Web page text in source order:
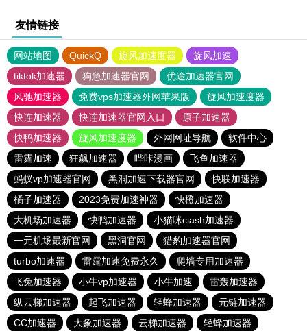
友情链接
网站地图 QuickQ 旋风加速度器
旋风加速
tiktok加速器
狗急加速器官网
优途加速器官网
风驰加速器
免费vps加速器外网苹果版
旋风加速度器
快连加速器
快连加速器官网入口
原子加速器
快鸭加速器
旋风加速度器 外网网址导航
软件中心
雷霆加速
狂飙加速器 哔咔漫画
飞鱼加速器
蚂蚁vp加速器官网
黑洞加速下载器官网
快联加速器
橘子加速器
2023免费加速神器
快橙加速器
大机场加速器
快鸭加速器
小猫咪ciash加速器
一元机场最新官网
黑洞官网
猎豹加速器官网
turbo加速器
雷霆加速免费永久
爬墙专用加速器
飞兔加速器
小牛vp加速器 小牛加速
雷轰加速器
纵云梯加速器
起飞加速器 轻蜂加速器
元链加速器
CC加速器
大象加速器 云梯加速器 轻蜂加速器